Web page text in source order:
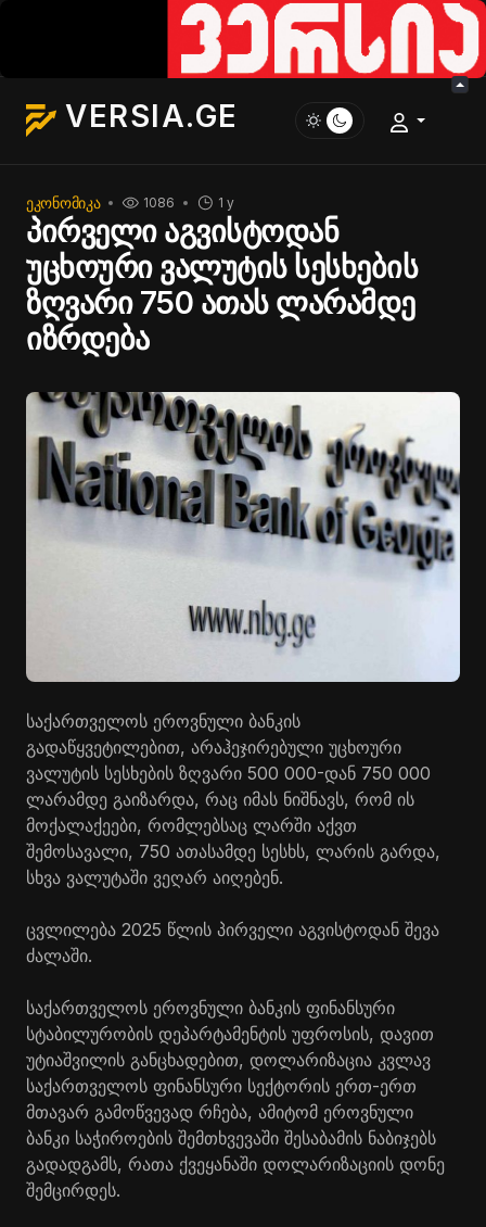
VERSIA.GE
ᲔᲙᲝᲜᲝᲛᲘᲙᲐ 1 y
1086
პირველი აგვისტოდან
უცხოური ვალუტის სესხების
ზღვარი 750 ათას ლარამდე
იზრდება
საქართველოს ეროვნული ბანკის
გადაწყვეტილებით, არაჰეჯირებული უცხოური
ვალუტის სესხების ზღვარი 500 000-დან 750 000
ლარამდე გაიზარდა, რაც იმას ნიშნავს, რომ ის
მოქალაქეები, რომლებსაც ლარში აქვთ
შემოსავალი, 750 ათასამდე სესხს, ლარის გარდა,
სხვა ვალუტაში ვეღარ აიღებენ.
ცვლილება 2025 წლის პირველი აგვისტოდან შევა
ძალაში.
საქართველოს ეროვნული ბანკის ფინანსური
სტაბილურობის დეპარტამენტის უფროსის, დავით
უტიაშვილის განცხადებით, დოლარიზაცია კვლავ
საქართველოს ფინანსური სექტორის ერთ-ერთ
მთავარ გამოწვევად რჩება, ამიტომ ეროვნული
ბანკი საჭიროების შემთხვევაში შესაბამის ნაბიჯებს
გადადგამს, რათა ქვეყანაში დოლარიზაციის დონე
შემცირდეს.